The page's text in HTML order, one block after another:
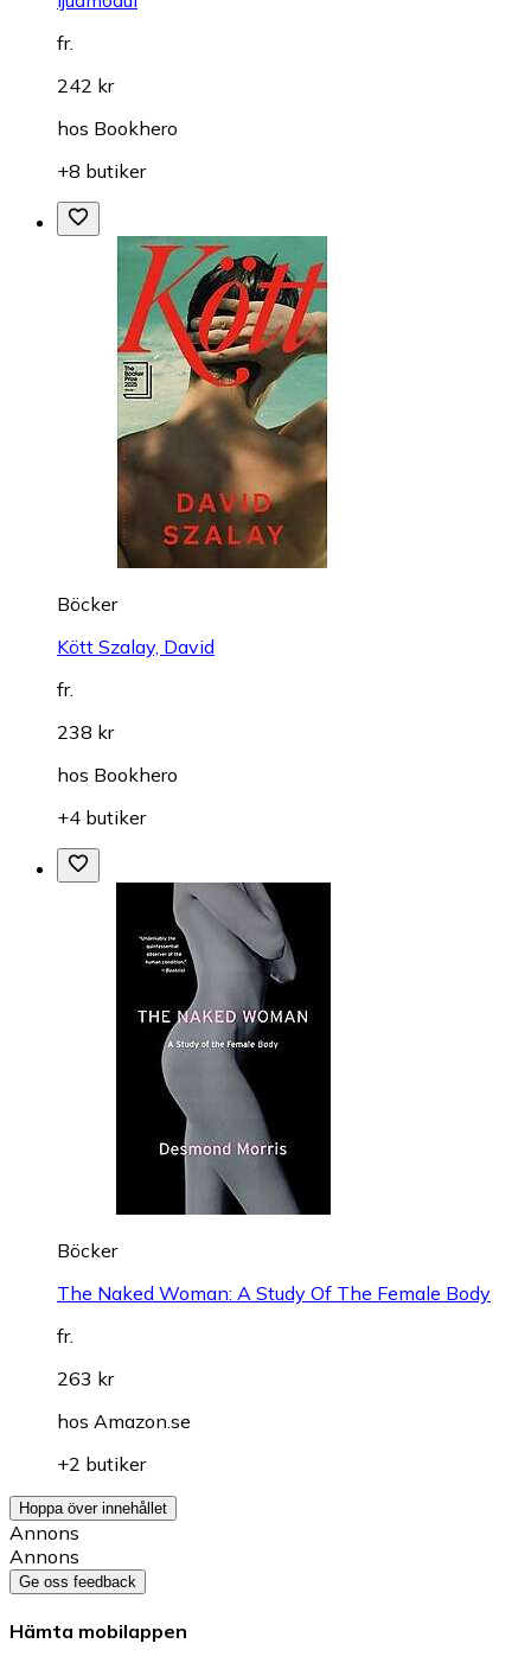
fr.
242 kr
hos Bookhero
+8 butiker
Böcker
Kött Szalay, David
fr.
238 kr
hos Bookhero
+4 butiker
Böcker
The Naked Woman: A Study Of The Female Body
fr.
263 kr
hos Amazon.se
+2 butiker
Hoppa över innehållet
Annons
Annons
Ge oss feedback
Hämta mobilappen